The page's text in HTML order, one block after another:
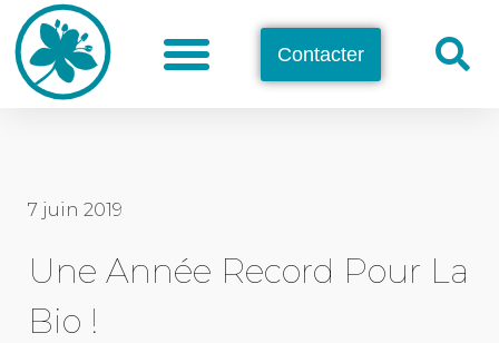
Contacter
7 juin 2019
Une Année Record Pour La
Bio !